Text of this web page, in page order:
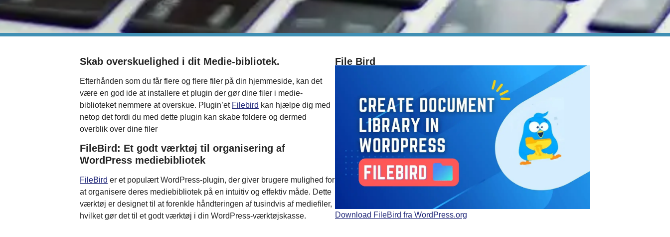
Skab overskuelighed i dit Medie-bibliotek.
Efterhånden som du får flere og flere filer på din hjemmeside, kan det
være en god ide at installere et plugin der gør dine filer i medie-
biblioteket nemmere at overskue. Plugin’et Filebird kan hjælpe dig med
netop det fordi du med dette plugin kan skabe foldere og dermed
overblik over dine filer
FileBird: Et godt værktøj til organisering af
WordPress mediebibliotek
FileBird er et populært WordPress-plugin, der giver brugere mulighed for
at organisere deres mediebibliotek på en intuitiv og effektiv måde. Dette
værktøj er designet til at forenkle håndteringen af tusindvis af mediefiler,
hvilket gør det til et godt værktøj i din WordPress-værktøjskasse.
File Bird
Download FileBird fra WordPress.org